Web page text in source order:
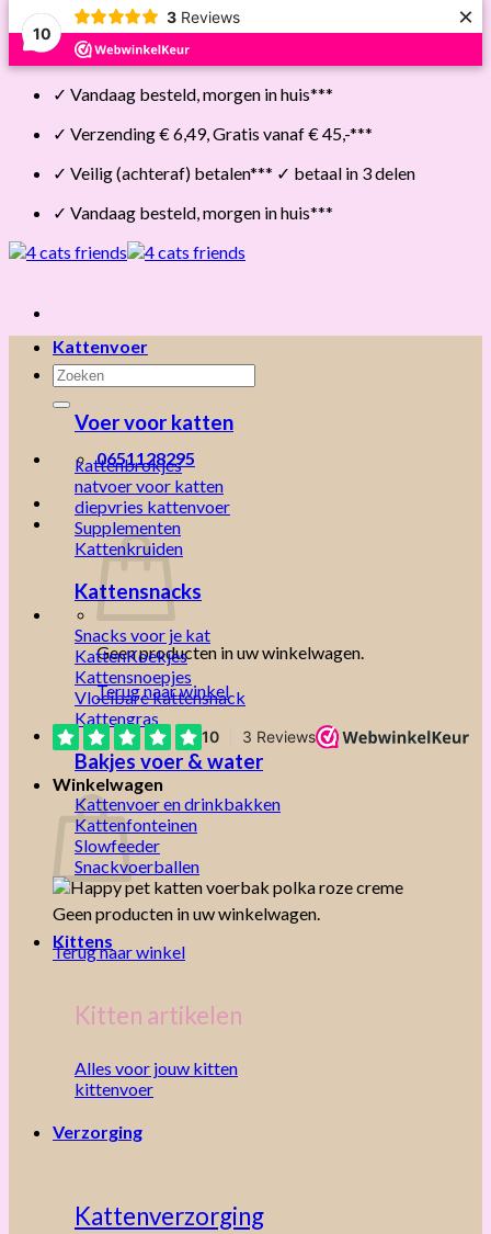
10
3 Reviews ×
Skip
✓ Vandaag besteld, morgen in huis***
✓ Verzending € 6,49, Gratis vanaf € 45,-***
✓ Veilig (achteraf) betalen*** ✓ betaal in 3 delen
✓ Vandaag besteld, morgen in huis***
Zoeken
naar:
0651128295
Geen producten in uw winkelwagen.
Terug naar winkel
Winkelwagen
Geen producten in uw winkelwagen.
Terug naar winkel
Kattenvoer
Voer voor katten
kattenbrokjes
natvoer voor katten
diepvries kattenvoer
Supplementen
Kattenkruiden
Kattensnacks
Snacks voor je kat
KattenKoekjes
Kattensnoepjes
Vloeibare kattensnack
Kattengras
Bakjes voer & water
Kattenvoer en drinkbakken
Kattenfonteinen
Slowfeeder
Snackvoerballen
Kittens
Kitten artikelen
Alles voor jouw kitten
kittenvoer
Verzorging
Kattenverzorging